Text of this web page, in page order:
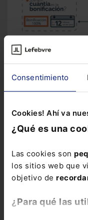
Consentimiento
Cookies! Ahí va
¿Qué es una
Las cookies son
los sitios web que
objetivo de
¿Para qué las